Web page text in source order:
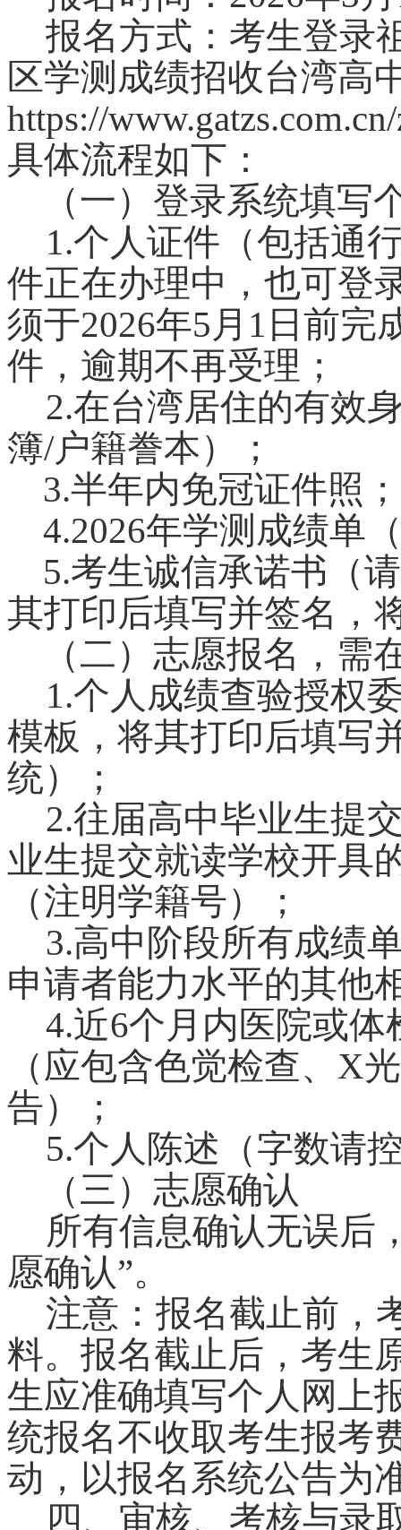
报名方式：考生登录
区学测成绩招收台湾高
https://
具体流程如下：
（一）登录系统填写
1.个人证件（包括通
件正在办理中，也可登
须于2026年5月1日前完
件，逾期不再受理；
2.在台湾居住的有效
簿/户籍誊本）；
3.半年内免冠证件照；
4.2026年学测成绩单
5.考生诚信承诺书（
其打印后填写并签名，
（二）志愿报名，需
1.个人成绩查验授权
模板，将其打印后填写
统）；
2.往届高中毕业生提
业生提交就读学校开具
（注明学籍号）；
3.高中阶段所有成绩
申请者能力水平的其他
4.近6个月内医院或
（应包含色觉检查、X
告）；
5.个人陈述（字数请
（三）志愿确认
所有信息确认无误后
愿确认”。
注意：报名截止前，
料。报名截止后，考生
生应准确填写个人网上
统报名不收取考生报考
动，以报名系统公告为
四、审核、考核与录